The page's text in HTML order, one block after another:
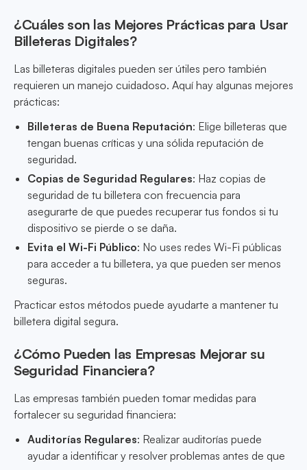
¿Cuáles son las Mejores Prácticas para Usar
Billeteras Digitales?
Las billeteras digitales pueden ser útiles pero también
requieren un manejo cuidadoso. Aquí hay algunas mejores
prácticas:
Billeteras de Buena Reputación: Elige billeteras que
tengan buenas críticas y una sólida reputación de
seguridad.
Copias de Seguridad Regulares: Haz copias de
seguridad de tu billetera con frecuencia para
asegurarte de que puedes recuperar tus fondos si tu
dispositivo se pierde o se daña.
Evita el Wi-Fi Público: No uses redes Wi-Fi públicas
para acceder a tu billetera, ya que pueden ser menos
seguras.
Practicar estos métodos puede ayudarte a mantener tu
billetera digital segura.
¿Cómo Pueden las Empresas Mejorar su
Seguridad Financiera?
Las empresas también pueden tomar medidas para
fortalecer su seguridad financiera:
Auditorías Regulares: Realizar auditorías puede
ayudar a identificar y resolver problemas antes de que